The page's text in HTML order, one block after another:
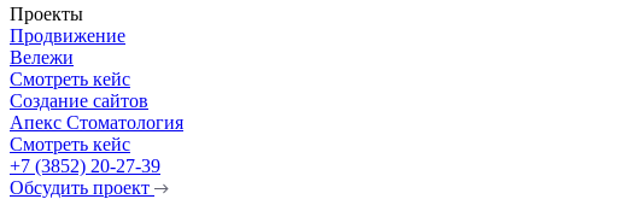
Проекты
Продвижение
Вележи
Смотреть кейс
Создание сайтов
Апекс Стоматология
Смотреть кейс
+7 (3852) 20-27-39
Обсудить проект